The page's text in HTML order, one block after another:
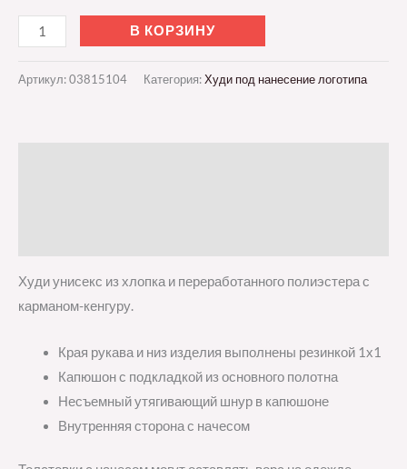
В КОРЗИНУ
Артикул:03815104 Категория:Худи под нанесение логотипа
Худи унисекс из хлопка и переработанного полиэстера с
карманом-кенгуру.
Края рукава и низ изделия выполнены резинкой 1х1
Капюшон с подкладкой из основного полотна
Несъемный утягивающий шнур в капюшоне
Внутренняя сторона с начесом